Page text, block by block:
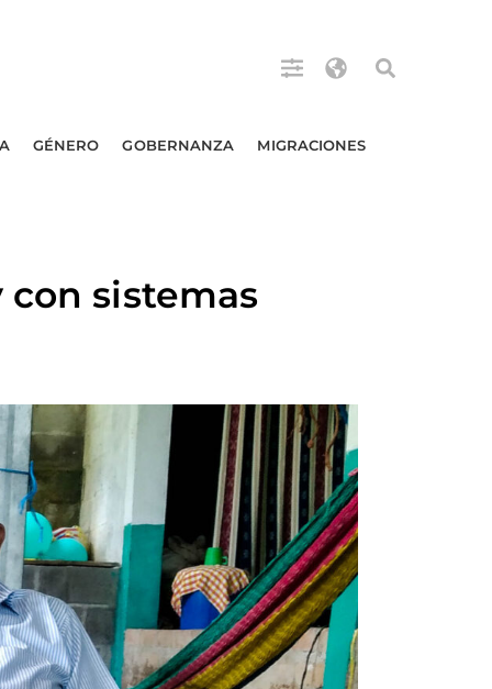
GÉNERO GOBERNANZA MIGRACIONES
sistemas